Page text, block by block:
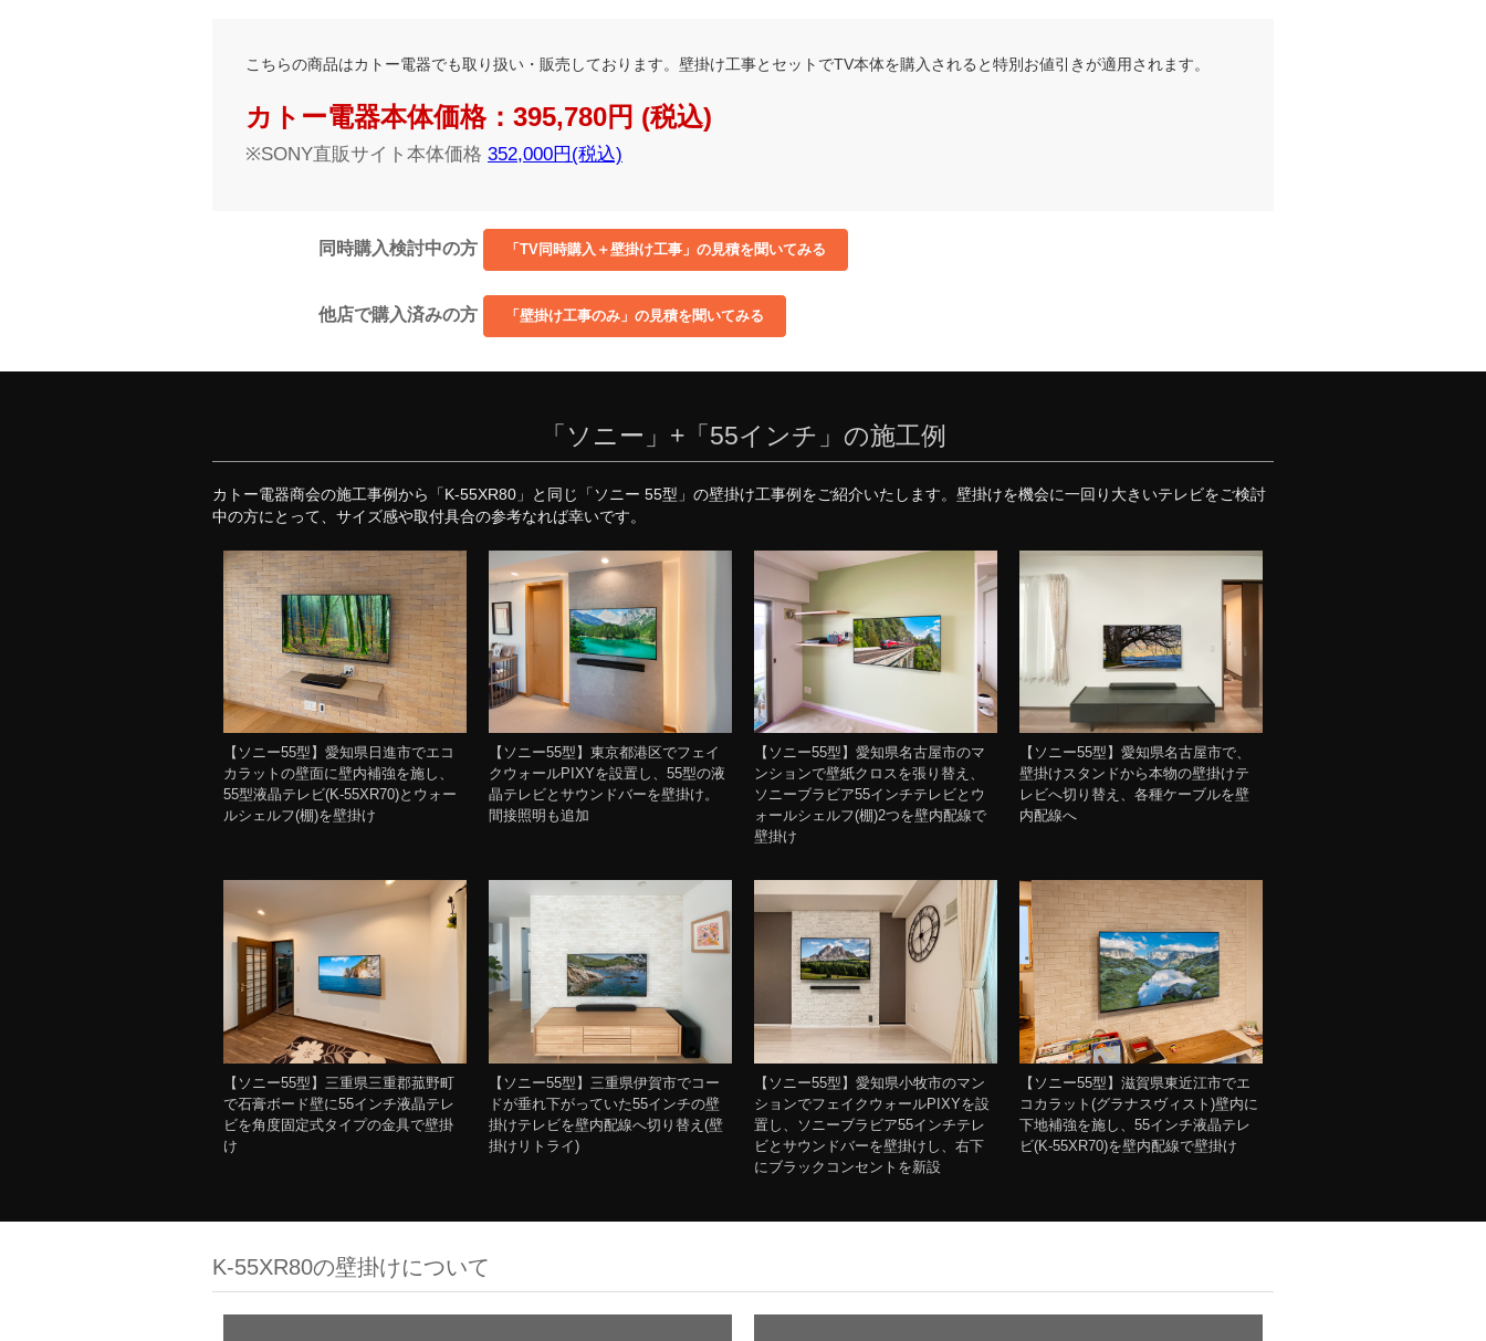
こちらの商品はカトー電器でも取り扱い・販売しております。壁掛け工事とセットでTV本体を購入されると特別お値引きが適用されます。
カトー電器本体価格：395,780円 (税込)
※SONY直販サイト本体価格 352,000円(税込)
同時購入検討中の方
他店で購入済みの方
「ソニー」+「55インチ」の施工例
カトー電器商会の施工事例から「K-55XR80」と同じ「ソニー 55型」の壁掛け工事例をご紹介いたします。壁掛けを機会に一回り大きいテレビをご検討
中の方にとって、サイズ感や取付具合の参考なれば幸いです。
【ソニー55型】愛知県日進市でエコ
カラットの壁面に壁内補強を施し、
55型液晶テレビ(K-55XR70)とウォー
ルシェルフ(棚)を壁掛け
【ソニー55型】東京都港区でフェイ
クウォールPIXYを設置し、55型の液
晶テレビとサウンドバーを壁掛け。
間接照明も追加
【ソニー55型】愛知県名古屋市のマ
ンションで壁紙クロスを張り替え、
ソニーブラビア55インチテレビとウ
ォールシェルフ(棚)2つを壁内配線で
壁掛け
【ソニー55型】愛知県名古屋市で、
壁掛けスタンドから本物の壁掛けテ
レビへ切り替え、各種ケーブルを壁
内配線へ
【ソニー55型】三重県三重郡菰野町
で石膏ボード壁に55インチ液晶テレ
ビを角度固定式タイプの金具で壁掛
け
【ソニー55型】三重県伊賀市でコー
ドが垂れ下がっていた55インチの壁
掛けテレビを壁内配線へ切り替え(壁
掛けリトライ)
【ソニー55型】愛知県小牧市のマン
ションでフェイクウォールPIXYを設
置し、ソニーブラビア55インチテレ
ビとサウンドバーを壁掛けし、右下
にブラックコンセントを新設
【ソニー55型】滋賀県東近江市でエ
コカラット(グラナスヴィスト)壁内に
下地補強を施し、55インチ液晶テレ
ビ(K-55XR70)を壁内配線で壁掛け
K-55XR80の壁掛けについて